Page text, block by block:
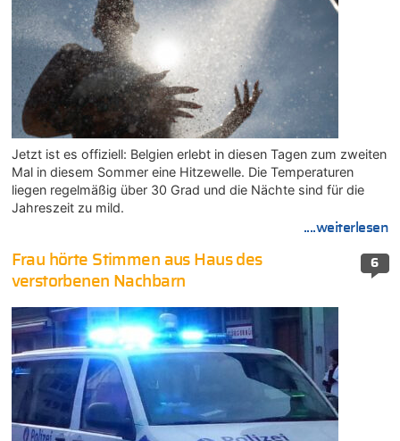
Jetzt ist es offiziell: Belgien erlebt in diesen Tagen zum zweiten
Mal in diesem Sommer eine Hitzewelle. Die Temperaturen
liegen regelmäßig über 30 Grad und die Nächte sind für die
Jahreszeit zu mild.
....weiterlesen
6
Frau hörte Stimmen aus Haus des
verstorbenen Nachbarn